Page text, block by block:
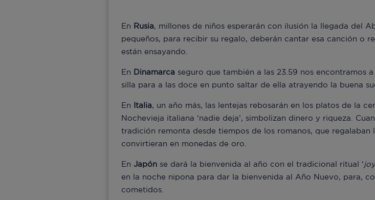
En Rusia, millones de niños esperarán con ilusión la llegada del
pequeños, para recibir su regalo, deberán cantar esa canción o
están ensayando.
En Dinamarca seguro que también a las 23.59 nos encontramos
silla para a las doce en punto saltar de ella atrayendo la buena
En Italia, un año más, las lentejas rebosarán en los platos de la
Nochevieja italiana ‘nadie deja’, simbolizan dinero y riqueza.
tradición remonta desde tiempos de los romanos, que regalaban
convirtieran en monedas de oro.
En Japón se dará la bienvenida al año con el tradicional ritual ‘
en la noche nipona para dar la bienvenida al Año Nuevo, para,
cometidos.